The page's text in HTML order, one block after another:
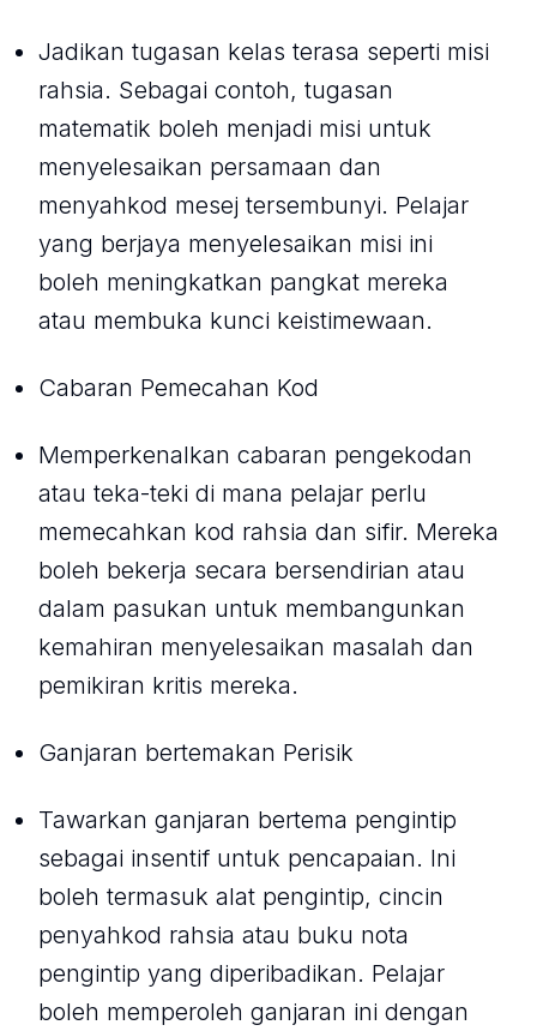
Jadikan tugasan kelas terasa seperti misi
rahsia. Sebagai contoh, tugasan
matematik boleh menjadi misi untuk
menyelesaikan persamaan dan
menyahkod mesej tersembunyi. Pelajar
yang berjaya menyelesaikan misi ini
boleh meningkatkan pangkat mereka
atau membuka kunci keistimewaan.
Cabaran Pemecahan Kod
Memperkenalkan cabaran pengekodan
atau teka-teki di mana pelajar perlu
memecahkan kod rahsia dan sifir. Mereka
boleh bekerja secara bersendirian atau
dalam pasukan untuk membangunkan
kemahiran menyelesaikan masalah dan
pemikiran kritis mereka.
Ganjaran bertemakan Perisik
Tawarkan ganjaran bertema pengintip
sebagai insentif untuk pencapaian. Ini
boleh termasuk alat pengintip, cincin
penyahkod rahsia atau buku nota
pengintip yang diperibadikan. Pelajar
boleh memperoleh ganjaran ini dengan